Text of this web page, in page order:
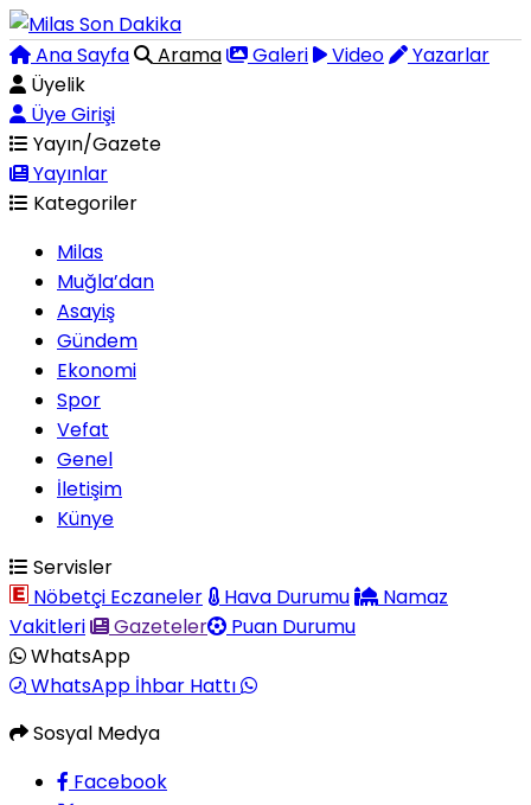
Ana Sayfa Arama Galeri Video
Yazarlar
Üyelik
Üye Girişi
Yayın/Gazete
Yayınlar
Kategoriler
Milas
Muğla’dan
Asayiş
Gündem
Ekonomi
Spor
Vefat
Genel
İletişim
Künye
Servisler
Nöbetçi Eczaneler
Hava Durumu
Namaz
Vakitleri
Gazeteler
Puan Durumu
WhatsApp
WhatsApp İhbar Hattı
Sosyal Medya
Facebook